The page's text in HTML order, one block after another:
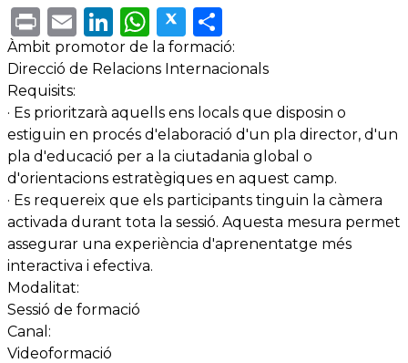
PrintEmailLinkedIn
WhatsApp
Twitter
Àmbit promotor de la formació:
Direcció de Relacions Internacionals
Requisits:
· Es prioritzarà aquells ens locals que disposin o
estiguin en procés d'elaboració d'un pla director, d'un
pla d'educació per a la ciutadania global o
d'orientacions estratègiques en aquest camp.
· Es requereix que els participants tinguin la càmera
activada durant tota la sessió. Aquesta mesura permet
assegurar una experiència d'aprenentatge més
interactiva i efectiva.
Modalitat:
Sessió de formació
Canal:
Videoformació